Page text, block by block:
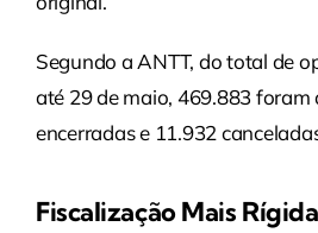
Segundo a ANTT, do total de
até 29 de maio, 469.883 foram
encerradas e 11.932
Fiscalização Mais Rígida